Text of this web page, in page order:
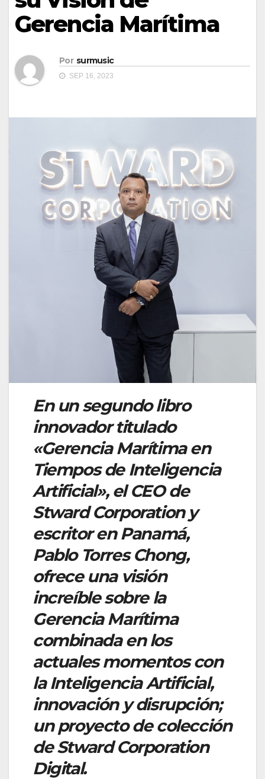
Gerencia Marítima
Por surmusic
SEP 16, 2023
En un segundo libro
innovador titulado
«Gerencia Marítima en
Tiempos de Inteligencia
Artificial», el CEO de
Stward Corporation y
escritor en Panamá,
Pablo Torres Chong,
ofrece una visión
increíble sobre la
Gerencia Marítima
combinada en los
actuales momentos con
la Inteligencia Artificial,
innovación y disrupción;
un proyecto de colección
de Stward Corporation
Digital.